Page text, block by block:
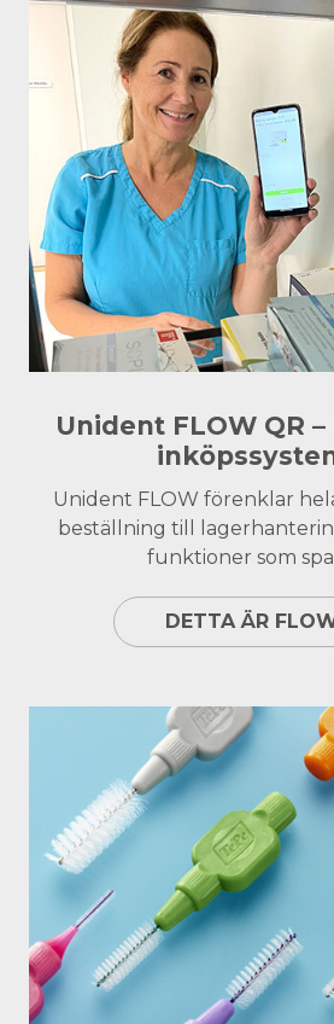
Unident FLOW QR
Unident FLOW förenklar
beställning till
funktioner som
DETTA ÄR